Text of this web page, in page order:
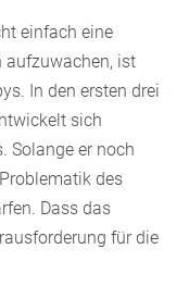
einfach eine
aufzuwachen, ist
In den ersten drei
sich
Solange er noch
des
Dass das
für die